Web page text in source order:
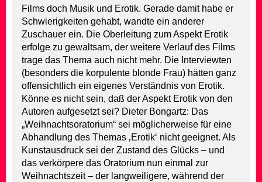
Films doch Musik und Erotik. Gerade damit habe er
Schwierigkeiten gehabt, wandte ein anderer
Zuschauer ein. Die Oberleitung zum Aspekt Erotik
erfolge zu gewaltsam, der weitere Verlauf des Films
trage das Thema auch nicht mehr. Die Interviewten
(besonders die korpulente blonde Frau) hätten ganz
offensichtlich ein eigenes Verständnis von Erotik.
Könne es nicht sein, daß der Aspekt Erotik von den
Autoren aufgesetzt sei? Dieter Bongartz: Das
„Weihnachtsoratorium“ sei möglicherweise für eine
Abhandlung des Themas ‚Erotik‘ nicht geeignet. Als
Kunstausdruck sei der Zustand des Glücks – und
das verkörpere das Oratorium nun einmal zur
Weihnachtszeit – der langweiligere, während der